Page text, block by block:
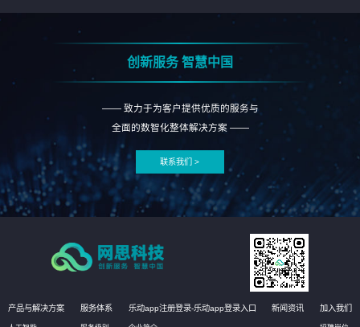
创新服务 智慧中国
—— 致力于为客户提供优质的服务与
全面的数智化整体解决方案 ——
联系我们 >
产品与解决方案 服务体系 乐动app注册登录-乐动app登录入口 新闻资讯 加入我们